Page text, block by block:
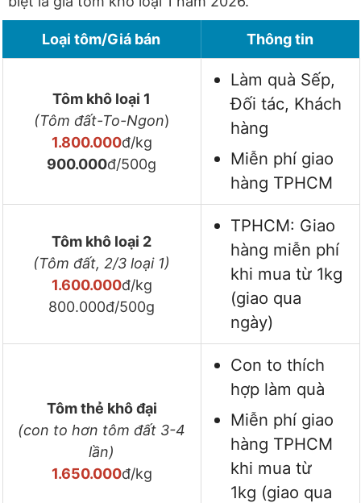
Loại tôm/Giá bán Thông tin
Tôm khô loại 1
(Tôm đất-To-Ngon)
1.800.000đ/kg
900.000đ/500g
Làm quà Sếp,
Đối tác, Khách
hàng
Miễn phí giao
hàng TPHCM
Tôm khô loại 2
(Tôm đất, 2/3 loại 1)
1.600.000đ/kg
800.000đ/500g
TPHCM: Giao
hàng miễn phí
khi mua từ 1kg
(giao qua
ngày)
Tôm thẻ khô đại
(con to hơn tôm đất 3-4
lần)
1.650.000đ/kg
Con to thích
hợp làm quà
Miễn phí giao
hàng TPHCM
khi mua từ
1kg (giao qua